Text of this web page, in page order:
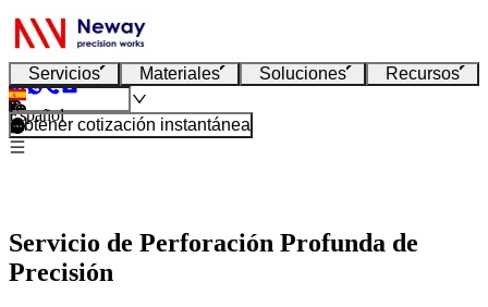
Servicios Materiales Soluciones Recursos
Español
Obtener cotización instantánea
Servicio de Perforación Profunda de
Precisión